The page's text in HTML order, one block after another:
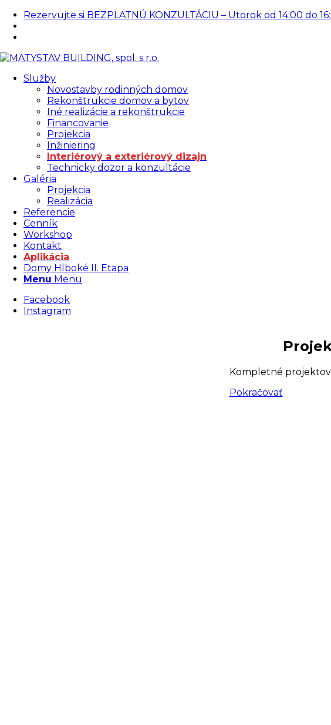
Rezervujte si BEZPLATNÚ KONZULTÁCIU – Utorok od 14:00 do
Služby
Novostavby rodinných domov
Rekonštrukcie domov a bytov
Iné realizácie a rekonštrukcie
Financovanie
Projekcia
Inžiniering
Interiérový a exteriérový dizajn
Technicky dozor a konzultácie
Galéria
Projekcia
Realizácia
Referencie
Cenník
Workshop
Kontakt
Aplikácia
Domy Hlboké II. Etapa
Menu Menu
Facebook
Instagram
Kompletné
Pokračovať